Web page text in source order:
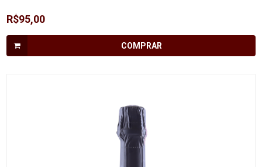
R$95,00
COMPRAR